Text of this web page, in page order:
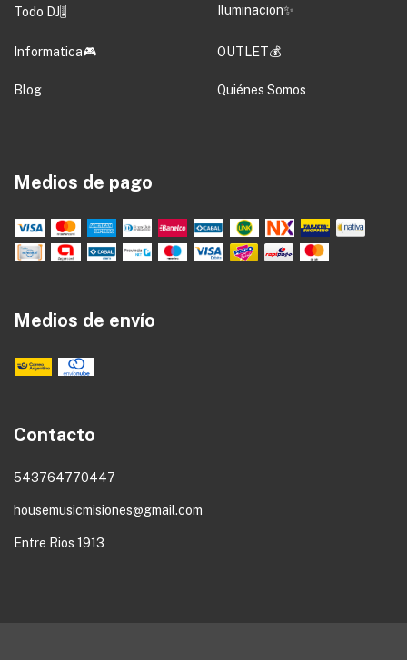
Todo DJ🎚️ Iluminacion✨
Informatica🎮 OUTLET💰
Blog Quiénes Somos
Medios de pago
Medios de envío
Contacto
543764770447
housemusicmisiones@gmail.com
Entre Rios 1913